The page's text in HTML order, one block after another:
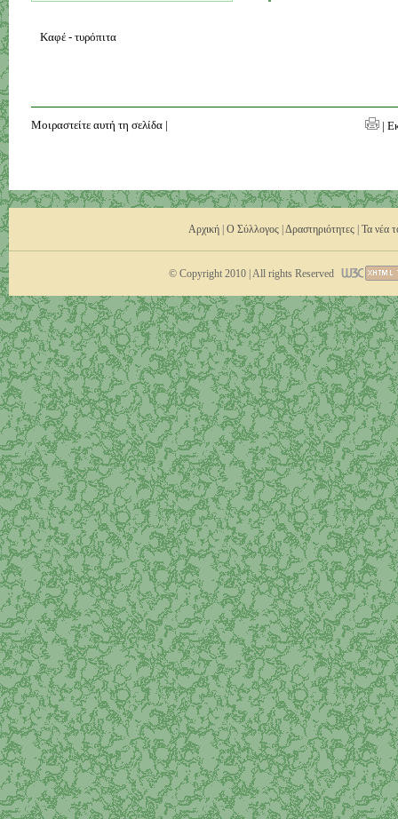
Καφέ - τυρόπιτα
Μοιραστείτε αυτή τη σελίδα | |
Αρχική| Ο Σύλλογος| Δραστηριότητες| Τα νέα
© Copyright 2010 | All rights Reserved